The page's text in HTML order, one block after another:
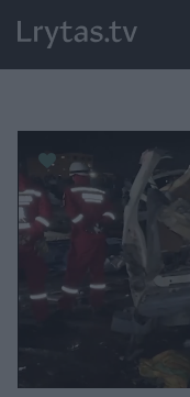
Paremkite Ukrainą